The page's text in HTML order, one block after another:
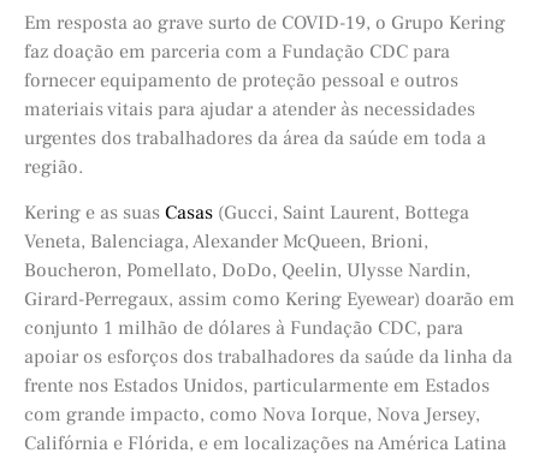
Em resposta ao grave surto de COVID-19, o Grupo Kering
faz doação em parceria com a Fundação CDC para
fornecer equipamento de proteção pessoal e outros
materiais vitais para ajudar a atender às necessidades
urgentes dos trabalhadores da área da saúde em toda a
região.
Kering e as suas Casas (Gucci, Saint Laurent, Bottega
Veneta, Balenciaga, Alexander McQueen, Brioni,
Boucheron, Pomellato, DoDo, Qeelin, Ulysse Nardin,
Girard-Perregaux, assim como Kering Eyewear) doarão em
conjunto 1 milhão de dólares à Fundação CDC, para
apoiar os esforços dos trabalhadores da saúde da linha da
frente nos Estados Unidos, particularmente em Estados
com grande impacto, como Nova Iorque, Nova Jersey,
Califórnia e Flórida, e em localizações na América Latina